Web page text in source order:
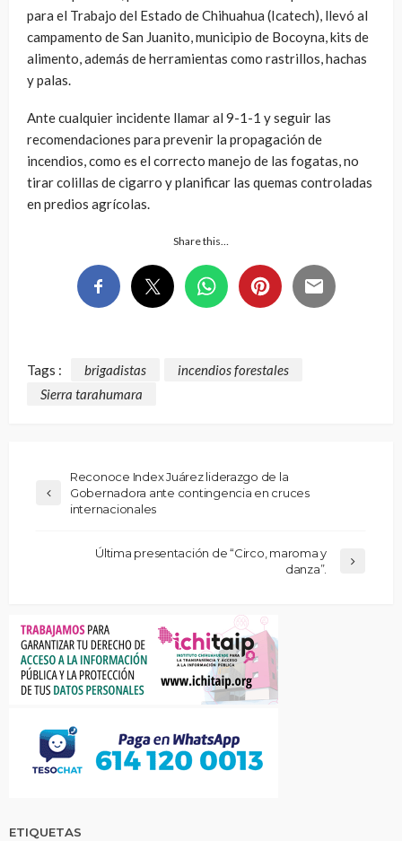
para el Trabajo del Estado de Chihuahua (Icatech), llevó al
campamento de San Juanito, municipio de Bocoyna, kits de
alimento, además de herramientas como rastrillos, hachas
y palas.
Ante cualquier incidente llamar al 9-1-1 y seguir las
recomendaciones para prevenir la propagación de
incendios, como es el correcto manejo de las fogatas, no
tirar colillas de cigarro y planificar las quemas controladas
en predios agrícolas.
Share this…
Tags : brigadistas
incendios forestales
Sierra tarahumara
Reconoce Index Juárez liderazgo de la
Gobernadora ante contingencia en cruces
internacionales
Última presentación de “Circo, maroma y
danza”.
ETIQUETAS